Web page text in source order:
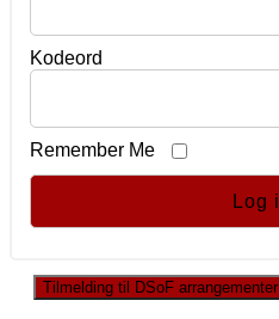
Kodeord
Remember Me
Tilmelding til DSoF arrangementer